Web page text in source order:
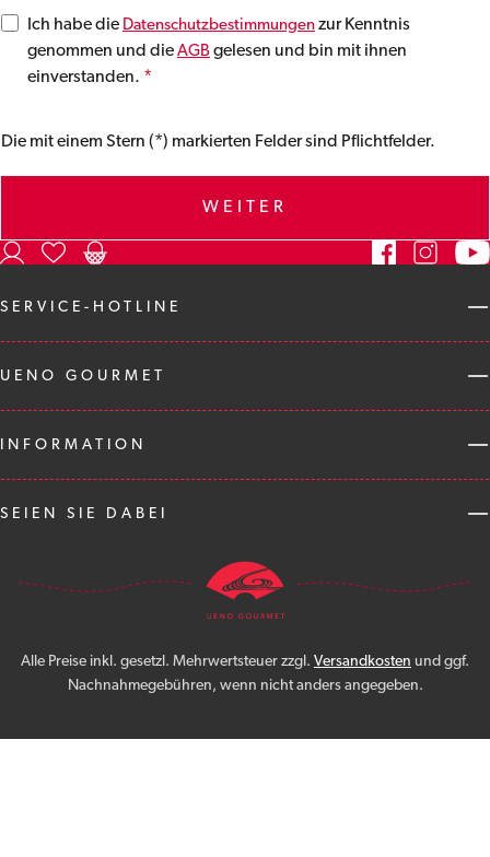
Ich habe die Datenschutzbestimmungen zur Kenntnis
genommen und die AGB gelesen und bin mit ihnen
einverstanden. *
Die mit einem Stern (*) markierten Felder sind Pflichtfelder.
WEITER
SERVICE-HOTLINE
UENO GOURMET
INFORMATION
SEIEN SIE DABEI
Alle Preise inkl. gesetzl. Mehrwertsteuer zzgl. Versandkosten und ggf.
Nachnahmegebühren, wenn nicht anders angegeben.